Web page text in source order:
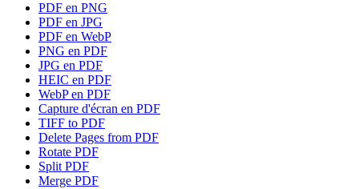
PDF en PNG
PDF en JPG
PDF en WebP
PNG en PDF
JPG en PDF
HEIC en PDF
WebP en PDF
Capture d'écran en PDF
TIFF to PDF
Delete Pages from PDF
Rotate PDF
Split PDF
Merge PDF